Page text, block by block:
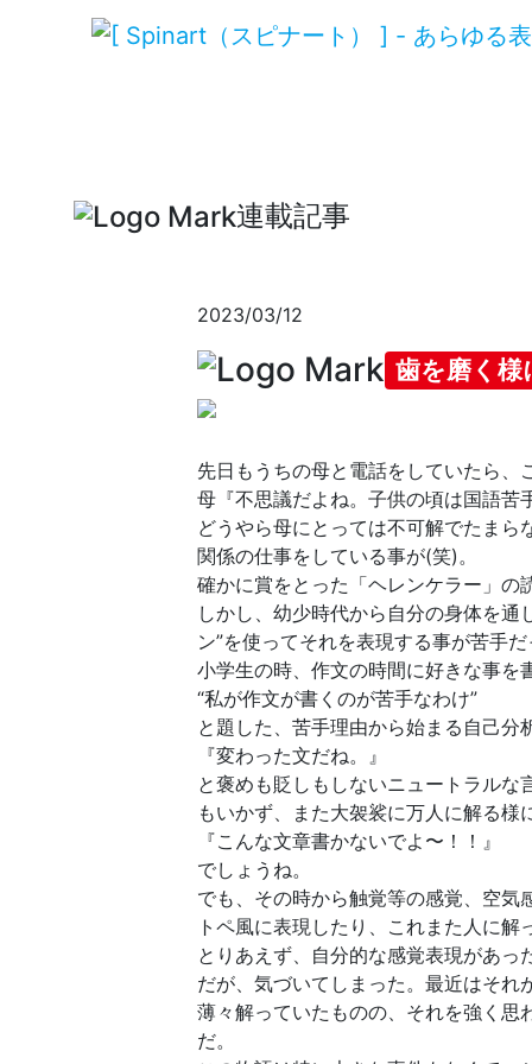
連載記事
2023/03/12
歯を磨く様
先日もうちの母と電話をしていたら
母『不思議だよね。子供の頃は国語苦
どうやら母にとっては不可解でたま
関係の仕事をしている事が(笑)。
確かに賞をとった「ヘレンケラー」の
しかし、幼少時代から自分の身体を
ン”を使ってそれを表現する事が苦手
小学生の時、作文の時間に好きな事を
“私が作文が書くのが苦手なわけ”
と題した、苦手理由から始まる自己分
『変わった文だね。』
と褒めも貶しもしないニュートラル
もいかず、また大袈裟に万人に解る
『こんな文章書かないでよ〜！！』
でしょうね。
でも、その時から触覚等の感覚、空
トペ風に表現したり、これまた人に
とりあえず、自分的な感覚表現があっ
だが、気づいてしまった。最近はそ
薄々解っていたものの、それを強く思
だ。